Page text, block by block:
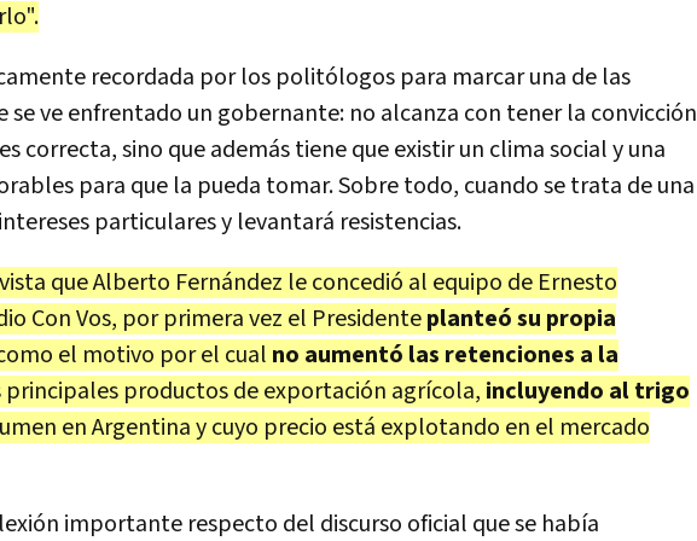
recordada por los politólogos para marcar una de las
se ve enfrentado un gobernante: no alcanza con tener la convicción
correcta, sino que además tiene que existir un clima social y una
para que la pueda tomar. Sobre todo, cuando se trata de una
particulares y levantará resistencias.
que Alberto Fernández le concedió al equipo de Ernesto
Con Vos, por primera vez el Presidenteplanteó su propia
el motivo por el cual no aumentó las retenciones a la
principales productos de exportación agrícola, incluyendo al trigo
en Argentina y cuyo precio está explotando en el mercado
importante respecto del discurso oficial que se había